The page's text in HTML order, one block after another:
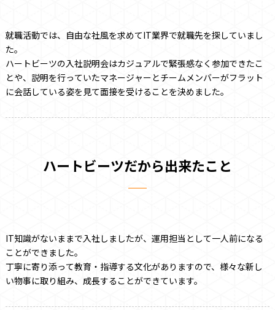
就職活動では、自由な社風を求めてIT業界で就職先を探していまし
た。
ハートビーツの入社説明会はカジュアルで緊張感なく参加できたこ
とや、説明を行っていたマネージャーとチームメンバーがフラット
に会話している姿を見て面接を受けることを決めました。
ハートビーツだから出来たこと
IT知識がないままで入社しましたが、運用担当として一人前になる
ことができました。
丁寧に寄り添って教育・指導する文化がありますので、様々な新し
い物事に取り組み、成長することができています。